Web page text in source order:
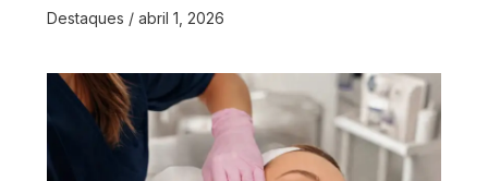
Destaques / abril 1, 2026